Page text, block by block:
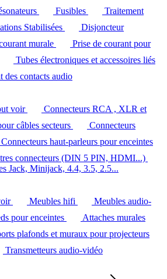
Fusibles
Traitement
Stabilisées
Disjoncteur
murale
Prise de courant pour
Tubes électroniques et accessoires liés
des contacts audio
voir
Connecteurs RCA , XLR et
câbles secteurs
Connecteurs
Connecteurs haut-parleurs pour enceintes
connecteurs (DIN 5 PIN, HDMI...)
Jack, Minijack, 4.4, 3.5, 2.5...
Meubles hifi
Meubles audio-
pour enceintes
Attaches murales
plafonds et muraux pour projecteurs
Transmetteurs audio-vidéo